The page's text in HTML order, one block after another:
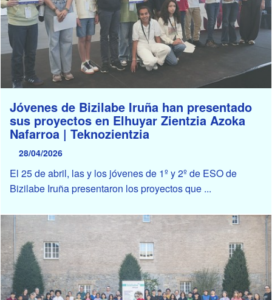
Jóvenes de Bizilabe Iruña han presentado
sus proyectos en Elhuyar Zientzia Azoka
Nafarroa | Teknozientzia
28/04/2026
El 25 de abril, las y los jóvenes de 1º y 2º de ESO de
Bizilabe Iruña presentaron los proyectos que ...